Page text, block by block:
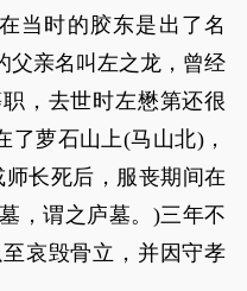
当时的胶东是出了名
父亲名叫左之龙，曾经
，去世时左懋第还很
了萝石山上(马山北)，
长死后，服丧期间在
，谓之庐墓。)三年不
哀毁骨立，并因守孝